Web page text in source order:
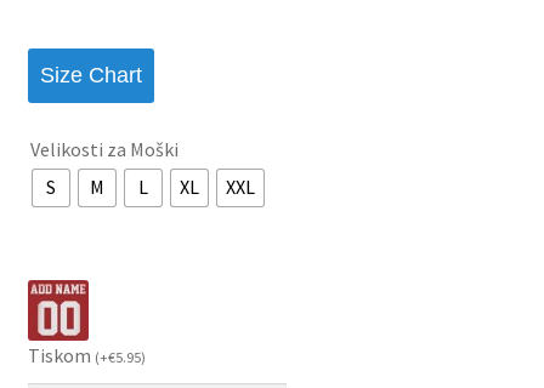
Size Chart
Velikosti za Moški
S
M L XL XXL
Tiskom (+€5.95)